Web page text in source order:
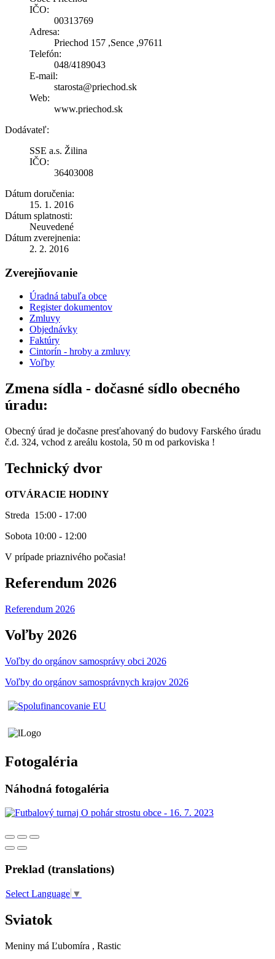
IČO:
00313769
Adresa:
Priechod 157 ,Sence ,97611
Telefón:
048/4189043
E-mail:
starosta@priechod.sk
Web:
www.priechod.sk
Dodávateľ:
SSE a.s. Žilina
IČO:
36403008
Dátum doručenia:
15. 1. 2016
Dátum splatnosti:
Neuvedené
Dátum zverejnenia:
2. 2. 2016
Zverejňovanie
Úradná tabuľa obce
Register dokumentov
Zmluvy
Objednávky
Faktúry
Cintorín - hroby a zmluvy
Voľby
Zmena sídla - dočasné sídlo obecného
úradu:
Obecný úrad je dočasne presťahovaný do budovy Farského úradu
č.d. 324, vchod z areálu kostola, 50 m od parkoviska !
Technický dvor
OTVÁRACIE HODINY
Streda 15:00 - 17:00
Sobota 10:00 - 12:00
V prípade priaznivého počasia!
Referendum 2026
Referendum 2026
Voľby 2026
Voľby do orgánov samosprávy obci 2026
Voľby do orgánov samosprávnych krajov 2026
Fotogaléria
Náhodná fotogaléria
Preklad (translations)
Select Language ▼
Sviatok
Meniny má Ľubomíra , Rastic